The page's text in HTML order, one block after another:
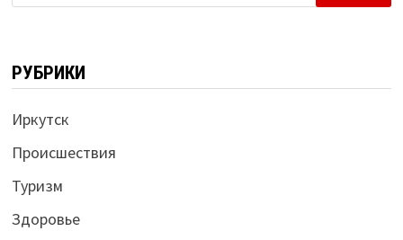
РУБРИКИ
Иркутск
Происшествия
Туризм
Здоровье